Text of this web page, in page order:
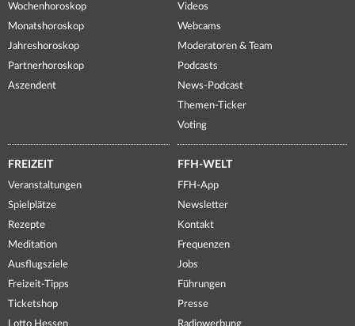
Wochenhoroskop
Monatshoroskop
Jahreshoroskop
Partnerhoroskop
Aszendent
Videos
Webcams
Moderatoren & Team
Podcasts
News-Podcast
Themen-Ticker
Voting
FREIZEIT
Veranstaltungen
Spielplätze
Rezepte
Meditation
Ausflugsziele
Freizeit-Tipps
Ticketshop
Lotto Hessen
FFH-WELT
FFH-App
Newsletter
Kontakt
Frequenzen
Jobs
Führungen
Presse
Radiowerbung